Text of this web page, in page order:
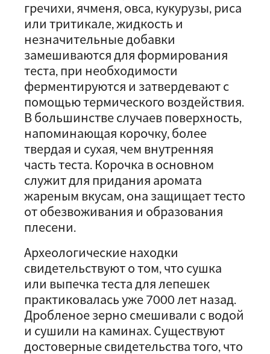
гречихи, ячменя, овса, кукурузы, риса
или тритикале, жидкость и
незначительные добавки
замешиваются для формирования
теста, при необходимости
ферментируются и затвердевают с
помощью термического воздействия.
В большинстве случаев поверхность,
напоминающая корочку, более
твердая и сухая, чем внутренняя
часть теста. Корочка в основном
служит для придания аромата
жареным вкусам, она защищает тесто
от обезвоживания и образования
плесени.
Археологические находки
свидетельствуют о том, что сушка
или выпечка теста для лепешек
практиковалась уже 7000 лет назад.
Дробленое зерно смешивали с водой
и сушили на каминах. Существуют
достоверные свидетельства того, что